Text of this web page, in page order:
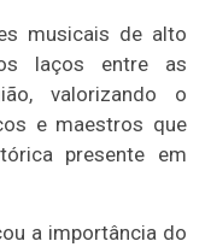
musicais de alto
laços entre as
valorizando o
e maestros que
presente em
a importância do